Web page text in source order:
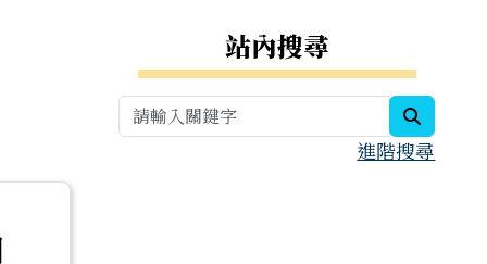
右邊區域內容
站內搜尋
進階搜尋